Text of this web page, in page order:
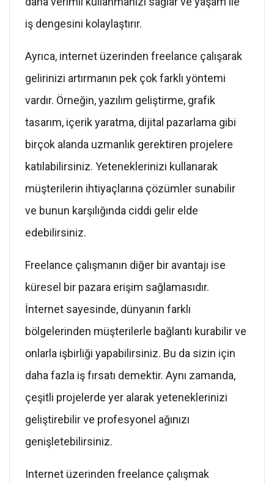
iş dengesini kolaylaştırır.
Ayrıca, internet üzerinden freelance çalışarak
gelirinizi artırmanın pek çok farklı yöntemi
vardır. Örneğin, yazılım geliştirme, grafik
tasarım, içerik yaratma, dijital pazarlama gibi
birçok alanda uzmanlık gerektiren projelere
katılabilirsiniz. Yeteneklerinizi kullanarak
müşterilerin ihtiyaçlarına çözümler sunabilir
ve bunun karşılığında ciddi gelir elde
edebilirsiniz.
Freelance çalışmanın diğer bir avantajı ise
küresel bir pazara erişim sağlamasıdır.
İnternet sayesinde, dünyanın farklı
bölgelerinden müşterilerle bağlantı kurabilir ve
onlarla işbirliği yapabilirsiniz. Bu da sizin için
daha fazla iş fırsatı demektir. Aynı zamanda,
çeşitli projelerde yer alarak yeteneklerinizi
geliştirebilir ve profesyonel ağınızı
genişletebilirsiniz.
Internet üzerinden freelance çalışmak